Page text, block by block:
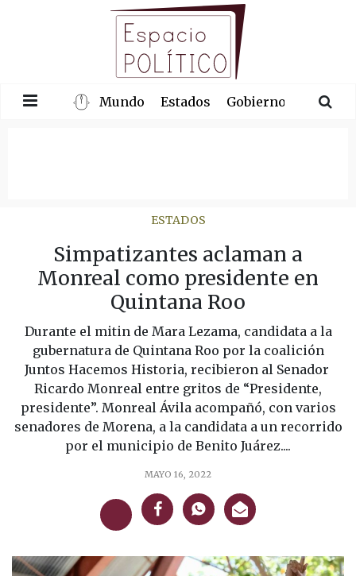
Mundo Estados Gobierno
ESTADOS
Simpatizantes aclaman a
Monreal como presidente en
Quintana Roo
Durante el mitin de Mara Lezama, candidata a la
gubernatura de Quintana Roo por la coalición
Juntos Hacemos Historia, recibieron al Senador
Ricardo Monreal entre gritos de “Presidente,
presidente”. Monreal Ávila acompañó, con varios
senadores de Morena, a la candidata a un recorrido
por el municipio de Benito Juárez....
MAYO 16, 2022